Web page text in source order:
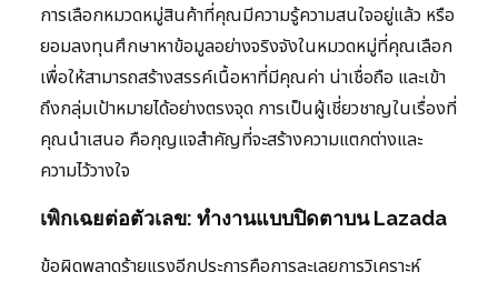
การเลือกหมวดหมู่สินค้าที่คุณมีความรู้ความสนใจอยู่แล้ว หรือ
ยอมลงทุนศึกษาหาข้อมูลอย่างจริงจังในหมวดหมู่ที่คุณเลือก
เพื่อให้สามารถสร้างสรรค์เนื้อหาที่มีคุณค่า น่าเชื่อถือ และเข้า
ถึงกลุ่มเป้าหมายได้อย่างตรงจุด การเป็นผู้เชี่ยวชาญในเรื่องที่
คุณนำเสนอ คือกุญแจสำคัญที่จะสร้างความแตกต่างและ
ความไว้วางใจ
เพิกเฉยต่อตัวเลข: ทำงานแบบปิดตาบน Lazada
ข้อผิดพลาดร้ายแรงอีกประการคือการละเลยการวิเคราะห์